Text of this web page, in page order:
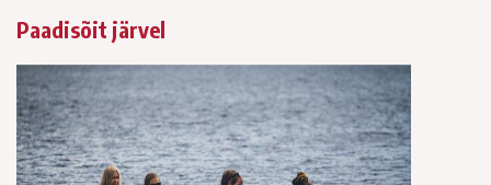
Paadisõit järvel